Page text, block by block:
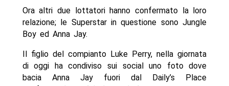
Ora altri due lottatori hanno confermato la loro
relazione; le Superstar in questione sono Jungle
Boy ed Anna Jay.
Il figlio del compianto Luke Perry, nella giornata
di oggi ha condiviso sui social uno foto dove
bacia Anna Jay fuori dal Daily’s Place